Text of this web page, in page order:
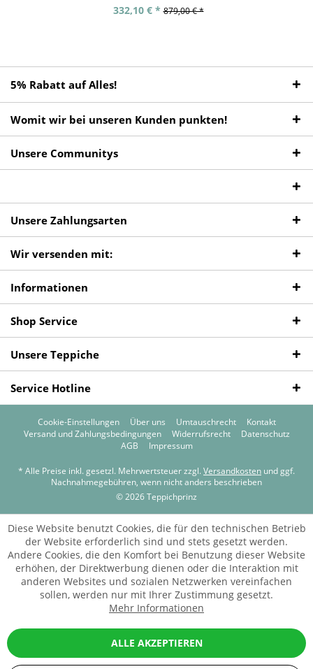
332,10 € * 879,00 € *
5% Rabatt auf Alles!
Womit wir bei unseren Kunden punkten!
Unsere Communitys
Unsere Zahlungsarten
Wir versenden mit:
Informationen
Shop Service
Unsere Teppiche
Service Hotline
Cookie-Einstellungen Über uns Umtauschrecht
Kontakt
Versand und Zahlungsbedingungen
Widerrufsrecht
Datenschutz
AGB
Impressum
* Alle Preise inkl. gesetzl. Mehrwertsteuer zzgl. Versandkosten und ggf.
Nachnahmegebühren, wenn nicht anders beschrieben
© 2026 Teppichprinz
Diese Website benutzt Cookies, die für den technischen Betrieb
der Website erforderlich sind und stets gesetzt werden.
Andere Cookies, die den Komfort bei Benutzung dieser Website
erhöhen, der Direktwerbung dienen oder die Interaktion mit
anderen Websites und sozialen Netzwerken vereinfachen
sollen, werden nur mit Ihrer Zustimmung gesetzt.
Mehr Informationen
ALLE AKZEPTIEREN